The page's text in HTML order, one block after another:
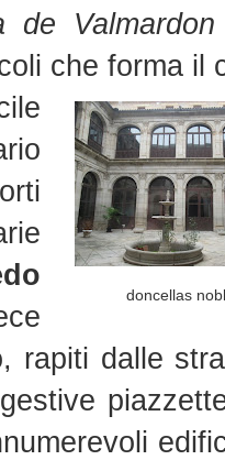
de Valmardon
che forma il
doncellas
rapiti dalle